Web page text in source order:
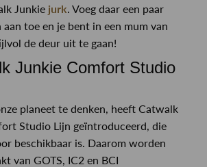
Junkie jurk . Voeg daar een paar
aan toe en je bent in een mum van
de deur uit te gaan!
Junkie Comfort Studio
planeet te denken, heeft Catwalk
Studio Lijn geïntroduceerd, die
beschikbaar is. Daarom worden
van GOTS, IC2 en BCI